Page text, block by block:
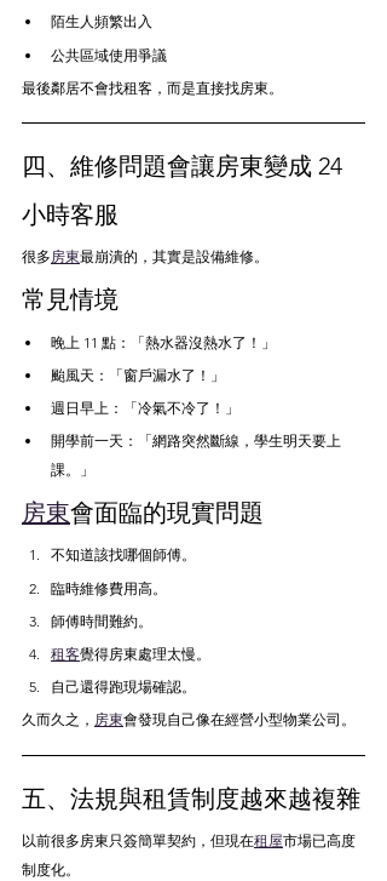
陌生人頻繁出入
公共區域使用爭議
最後鄰居不會找租客，而是直接找房東。
四、維修問題會讓房東變成 24
小時客服
很多房東最崩潰的，其實是設備維修。
常見情境
晚上 11 點：「熱水器沒熱水了！」
颱風天：「窗戶漏水了！」
週日早上：「冷氣不冷了！」
開學前一天：「網路突然斷線，學生明天要上
課。」
房東會面臨的現實問題
不知道該找哪個師傅。
臨時維修費用高。
師傅時間難約。
租客覺得房東處理太慢。
自己還得跑現場確認。
久而久之， 房東會發現自己像在經營小型物業公司。
五、法規與租賃制度越來越複雜
以前很多房東只簽簡單契約，但現在租屋市場已高度
制度化。